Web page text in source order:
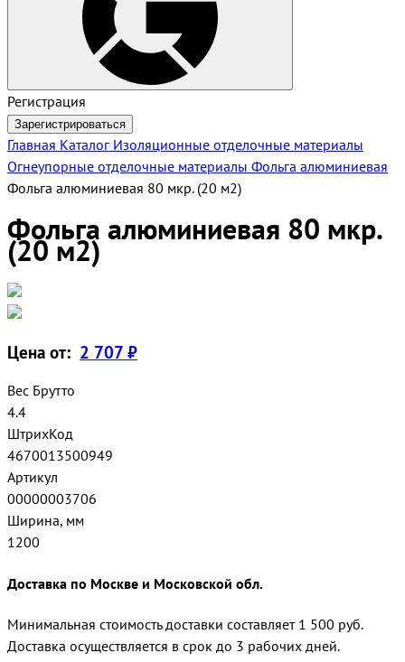
Регистрация
Зарегистрироваться
Главная Каталог Изоляционные отделочные материалы
Огнеупорные отделочные материалы Фольга алюминиевая
Фольга алюминиевая 80 мкр. (20 м2)
Фольга алюминиевая 80 мкр.
(20 м2)
Цена от: 2 707 ₽
Вес Брутто
4.4
ШтрихКод
4670013500949
Артикул
00000003706
Ширина, мм
1200
Доставка по Москве и Московской обл.
Минимальная стоимость доставки составляет 1 500 руб.
Доставка осуществляется в срок до 3 рабочих дней.